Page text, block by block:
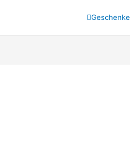
Geschenke